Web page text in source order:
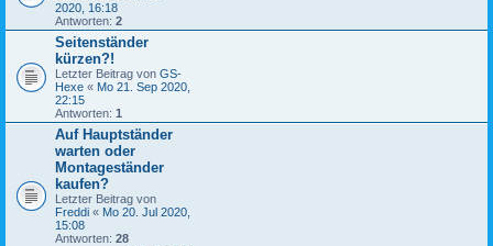
2020, 16:18
Antworten: 2
Seitenständer
kürzen?!
Letzter Beitrag von GS-
Hexe « Mo 21. Sep 2020,
22:15
Antworten: 1
Auf Hauptständer
warten oder
Montageständer
kaufen?
Letzter Beitrag von
Freddi « Mo 20. Jul 2020,
15:08
Antworten: 28